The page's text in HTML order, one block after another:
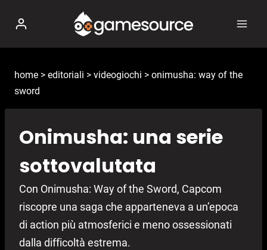
contenuto
home > editoriali > videogiochi > onimusha: way of the
sword
Onimusha: una serie
sottovalutata
Con Onimusha: Way of the Sword, Capcom
riscopre una saga che apparteneva a un’epoca
di action più atmosferici e meno ossessionati
dalla difficoltà estrema.